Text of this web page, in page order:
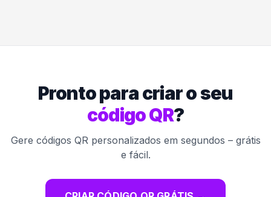
Pronto para criar o seu
código QR?
Gere códigos QR personalizados em segundos – grátis
e fácil.